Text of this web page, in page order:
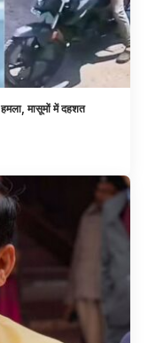
मासूमों में दहशत